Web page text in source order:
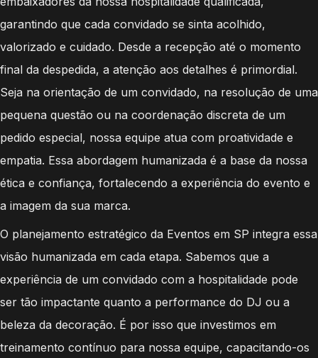
garantindo que cada convidado se sinta acolhido,
valorizado e cuidado. Desde a recepção até o momento
final da despedida, a atenção aos detalhes é primordial.
Seja na orientação de um convidado, na resolução de uma
pequena questão ou na coordenação discreta de um
pedido especial, nossa equipe atua com proatividade e
empatia. Essa abordagem humanizada é a base da nossa
ética e confiança, fortalecendo a experiência do evento e
a imagem da sua marca.
O planejamento estratégico da Eventos em SP integra essa
visão humanizada em cada etapa. Sabemos que a
experiência de um convidado com a hospitalidade pode
ser tão impactante quanto a performance do DJ ou a
beleza da decoração. É por isso que investimos em
treinamento contínuo para nossa equipe, capacitando-os